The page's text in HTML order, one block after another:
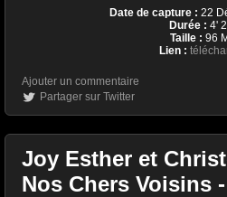
Date de capture : 22
Durée : 4'
Taille : 96
Lien :
Ajouter un commentaire
Partager sur Twitter
Joy Esther et
Nos Chers Voisins